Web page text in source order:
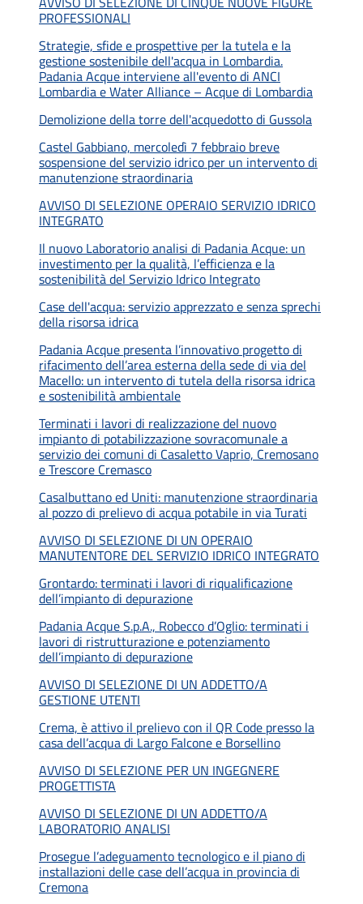
PROFESSIONALI
Strategie, sfide e prospettive per la tutela e la
gestione sostenibile dell'acqua in Lombardia.
Padania Acque interviene all'evento di ANCI
Lombardia e Water Alliance – Acque di Lombardia
Demolizione della torre dell'acquedotto di Gussola
Castel Gabbiano, mercoledì 7 febbraio breve
sospensione del servizio idrico per un intervento di
manutenzione straordinaria
AVVISO DI SELEZIONE OPERAIO SERVIZIO IDRICO
INTEGRATO
Il nuovo Laboratorio analisi di Padania Acque: un
investimento per la qualità, l’efficienza e la
sostenibilità del Servizio Idrico Integrato
Case dell'acqua: servizio apprezzato e senza sprechi
della risorsa idrica
Padania Acque presenta l’innovativo progetto di
rifacimento dell’area esterna della sede di via del
Macello: un intervento di tutela della risorsa idrica
e sostenibilità ambientale
Terminati i lavori di realizzazione del nuovo
impianto di potabilizzazione sovracomunale a
servizio dei comuni di Casaletto Vaprio, Cremosano
e Trescore Cremasco
Casalbuttano ed Uniti: manutenzione straordinaria
al pozzo di prelievo di acqua potabile in via Turati
AVVISO DI SELEZIONE DI UN OPERAIO
MANUTENTORE DEL SERVIZIO IDRICO INTEGRATO
Grontardo: terminati i lavori di riqualificazione
dell’impianto di depurazione
Padania Acque S.p.A., Robecco d’Oglio: terminati i
lavori di ristrutturazione e potenziamento
dell’impianto di depurazione
AVVISO DI SELEZIONE DI UN ADDETTO/A
GESTIONE UTENTI
Crema, è attivo il prelievo con il QR Code presso la
casa dell’acqua di Largo Falcone e Borsellino
AVVISO DI SELEZIONE PER UN INGEGNERE
PROGETTISTA
AVVISO DI SELEZIONE DI UN ADDETTO/A
LABORATORIO ANALISI
Prosegue l’adeguamento tecnologico e il piano di
installazioni delle case dell’acqua in provincia di
Cremona